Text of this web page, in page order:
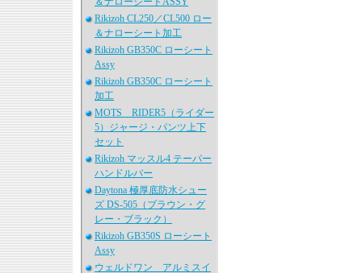
Rikizoh CL250／CL500 ロー
＆ナローシート加工
Rikizoh GB350C ローシート
Assy
Rikizoh GB350C ローシート
加工
MOTS RIDER5（ライダー
5）ジャージ・パンツ上下
セット
Rikizoh マッスル4 テーパー
ハンドルバー
Daytona 極厚底防水シュー
ズ DS-505（ブラウン・グ
レー・ブラック）
Rikizoh GB350S ローシート
Assy
ウェルドワン アルミスイ